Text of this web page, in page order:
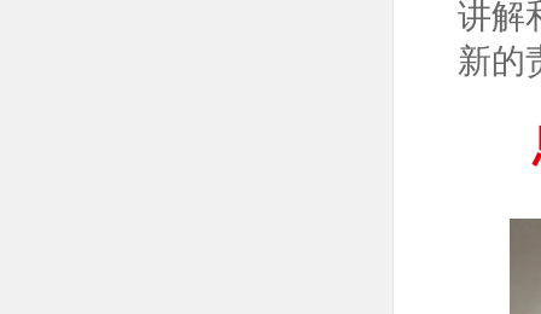
讲解
新的